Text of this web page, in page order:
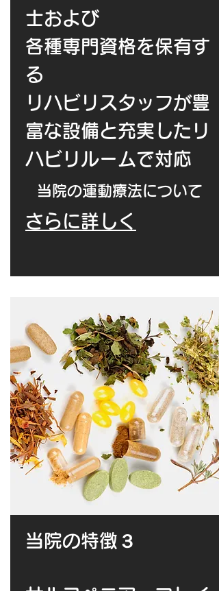
士および
各種​専門資格を保有す
る
リハビリスタッフが豊
富な設備と充実したリ
ハビリルームで対応
​当院の運動療法について
さらに詳しく
当院の特徴３